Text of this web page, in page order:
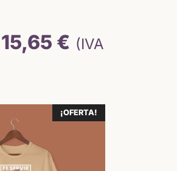
El
original
era:
18,00 €.
15,65 € El
actual
es:
(IVA
¡OFERTA!